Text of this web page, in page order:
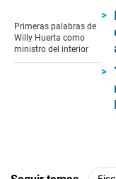
of
0
seconds
Primeras palabras de
Willy Huerta como
ministro del interior